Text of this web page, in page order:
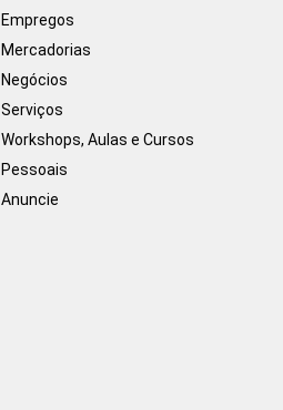
Empregos
Mercadorias
Negócios
Serviços
Workshops, Aulas e Cursos
Pessoais
Anuncie